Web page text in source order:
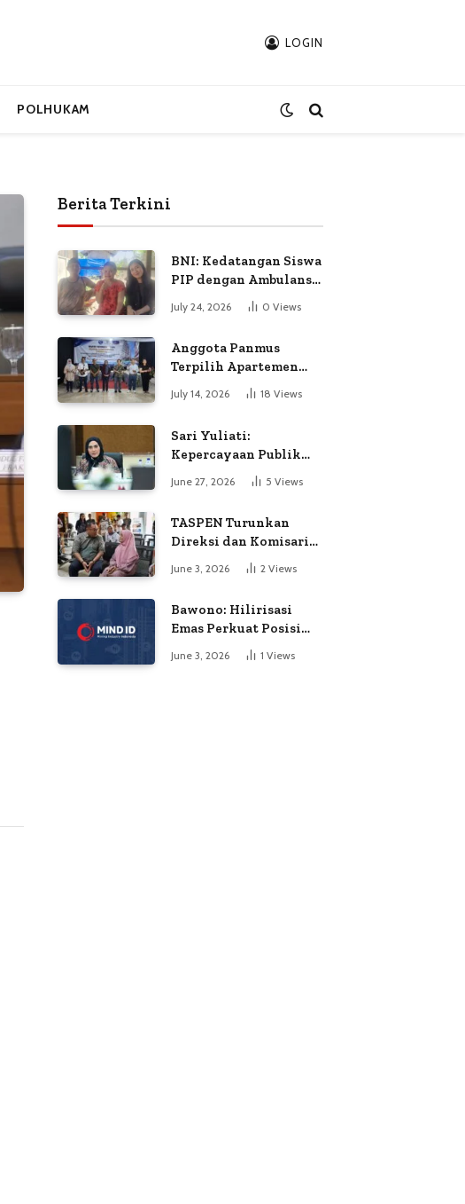
LOGIN
POLHUKAM
Berita Terkini
BNI: Kedatangan Siswa
PIP dengan Ambulans
Permintaan Petugas
July 24, 2026 0 Views
Anggota Panmus
Terpilih Apartemen
Gardenia Boulevard
Soroti Dugaan
July 14, 2026 18 Views
Sari Yuliati:
Kepercayaan Publik
Adalah Modal Terbesar
Polri
June 27, 2026 5 Views
TASPEN Turunkan
Direksi dan Komisaris
untuk Awasi
Penyaluran Gaji Ke-13
June 3, 2026 2 Views
Bawono: Hilirisasi
Emas Perkuat Posisi
Indonesia dalam
Persaingan Industri
June 3, 2026 1 Views